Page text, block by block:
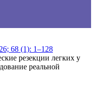
68 (1): 1–128
резекции легких у
реальной